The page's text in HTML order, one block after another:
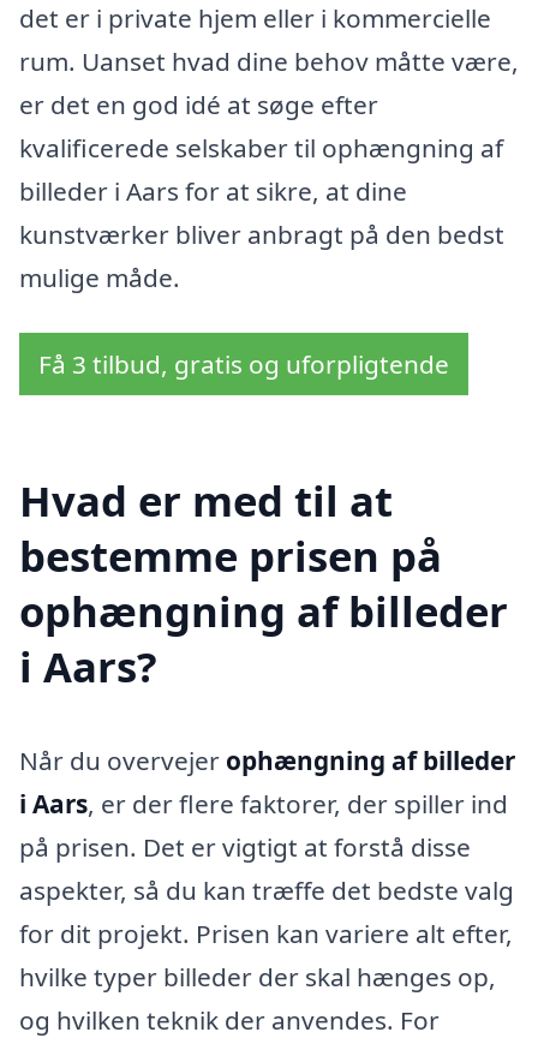
det er i private hjem eller i kommercielle
rum. Uanset hvad dine behov måtte være,
er det en god idé at søge efter
kvalificerede selskaber til ophængning af
billeder i Aars for at sikre, at dine
kunstværker bliver anbragt på den bedst
mulige måde.
Få 3 tilbud, gratis og uforpligtende
Hvad er med til at
bestemme prisen på
ophængning af billeder
i Aars?
Når du overvejer ophængning af billeder
i Aars, er der flere faktorer, der spiller ind
på prisen. Det er vigtigt at forstå disse
aspekter, så du kan træffe det bedste valg
for dit projekt. Prisen kan variere alt efter,
hvilke typer billeder der skal hænges op,
og hvilken teknik der anvendes. For